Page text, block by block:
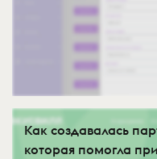
Как создавалась
которая помогла